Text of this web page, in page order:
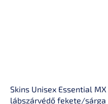
Skins Unisex Essential MX
lábszárvédő fekete/sárga